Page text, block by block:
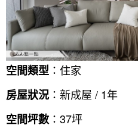
空間類型 ：住家
房屋狀況 ：新成屋 / 1年
空間坪數 ：37坪